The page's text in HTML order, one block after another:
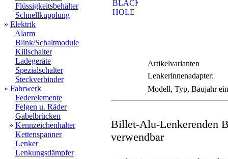
Flüssigkeitsbehälter
Schnellkupplung
» Elektrik
Alarm
Blink/Schaltmodule
Killschalter
Ladegeräte
Spezialschalter
Steckverbinder
» Fahrwerk
Federelemente
Felgen u. Räder
Gabelbrücken
» Kennzeichenhalter
Kettenspanner
Lenker
Lenkungsdämpfer
Artikelvarianten
Lenkerinnenadapter:
Modell, Typ, Baujahr
Billet-Alu-Lenkerenden
verwendbar